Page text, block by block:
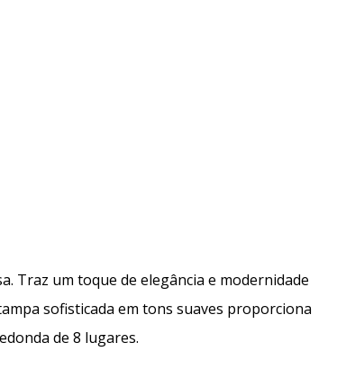
Traz um toque de elegância e modernidade
sofisticada em tons suaves proporciona
de 8 lugares.